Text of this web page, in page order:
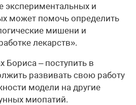
экспериментальных и
может помочь определить
мишени и
лекарств».
Бориса – поступить в
развивать свою работу
модели на другие
миопатий.